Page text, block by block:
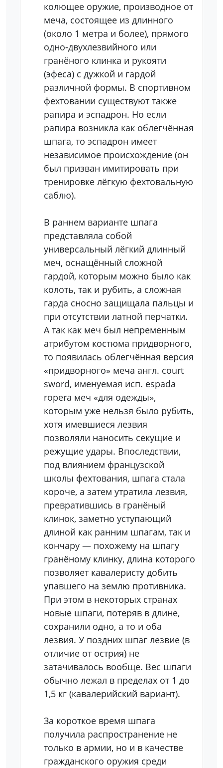
колющее оружие, производное от
меча, состоящее из длинного
(около 1 метра и более), прямого
одно-двухлезвийного или
гранёного клинка и рукояти
(эфеса) с дужкой и гардой
различной формы. В спортивном
фехтовании существуют также
рапира и эспадрон. Но если
рапира возникла как облегчённая
шпага, то эспадрон имеет
независимое происхождение (он
был призван имитировать при
тренировке лёгкую фехтовальную
саблю).
В раннем варианте шпага
представляла собой
универсальный лёгкий длинный
меч, оснащённый сложной
гардой, которым можно было как
колоть, так и рубить, а сложная
гарда сносно защищала пальцы и
при отсутствии латной перчатки.
А так как меч был непременным
атрибутом костюма придворного,
то появилась облегчённая версия
«придворного» меча англ. court
sword, именуемая исп. espada
ropera меч «для одежды»,
которым уже нельзя было рубить,
хотя имевшиеся лезвия
позволяли наносить секущие и
режущие удары. Впоследствии,
под влиянием французской
школы фехтования, шпага стала
короче, а затем утратила лезвия,
превратившись в гранёный
клинок, заметно уступающий
длиной как ранним шпагам, так и
кончару — похожему на шпагу
гранёному клинку, длина которого
позволяет кавалеристу добить
упавшего на землю противника.
При этом в некоторых странах
новые шпаги, потеряв в длине,
сохранили одно, а то и оба
лезвия. У поздних шпаг лезвие (в
отличие от острия) не
затачивалось вообще. Вес шпаги
обычно лежал в пределах от 1 до
1,5 кг (кавалерийский вариант).
За короткое время шпага
получила распространение не
только в армии, но и в качестве
гражданского оружия среди